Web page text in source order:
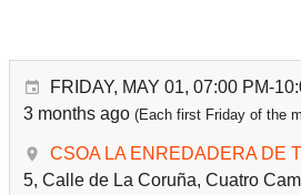
FRIDAY, MAY 01, 07:00 PM-
3 months ago (Each first Friday of the
CSOA LA ENREDADERA DE
5, Calle de La Coruña, Cuatro